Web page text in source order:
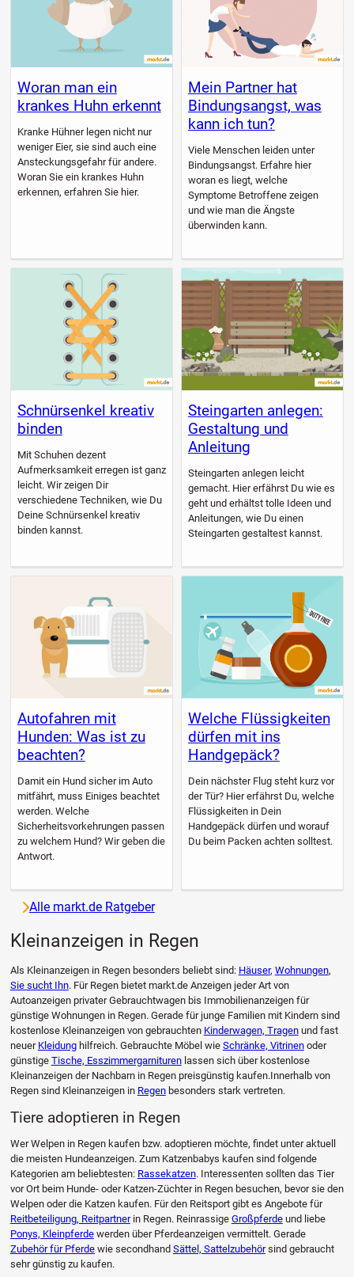
Woran man ein
krankes Huhn erkennt
Kranke Hühner legen nicht nur
weniger Eier, sie sind auch eine
Ansteckungsgefahr für andere.
Woran Sie ein krankes Huhn
erkennen, erfahren Sie hier.
Mein Partner hat
Bindungsangst, was
kann ich tun?
Viele Menschen leiden unter
Bindungsangst. Erfahre hier
woran es liegt, welche
Symptome Betroffene zeigen
und wie man die Ängste
überwinden kann.
Schnürsenkel kreativ
binden
Mit Schuhen dezent
Aufmerksamkeit erregen ist ganz
leicht. Wir zeigen Dir
verschiedene Techniken, wie Du
Deine Schnürsenkel kreativ
binden kannst.
Steingarten anlegen:
Gestaltung und
Anleitung
Steingarten anlegen leicht
gemacht. Hier erfährst Du wie es
geht und erhältst tolle Ideen und
Anleitungen, wie Du einen
Steingarten gestaltest kannst.
Autofahren mit
Hunden: Was ist zu
beachten?
Damit ein Hund sicher im Auto
mitfährt, muss Einiges beachtet
werden. Welche
Sicherheitsvorkehrungen passen
zu welchem Hund? Wir geben die
Antwort.
Welche Flüssigkeiten
dürfen mit ins
Handgepäck?
Dein nächster Flug steht kurz vor
der Tür? Hier erfährst Du, welche
Flüssigkeiten in Dein
Handgepäck dürfen und worauf
Du beim Packen achten solltest.
Alle markt.de Ratgeber
Kleinanzeigen in Regen
Als Kleinanzeigen in Regen besonders beliebt sind: Häuser, Wohnungen,
Sie sucht Ihn. Für Regen bietet markt.de Anzeigen jeder Art von
Autoanzeigen privater Gebrauchtwagen bis Immobilienanzeigen für
günstige Wohnungen in Regen. Gerade für junge Familien mit Kindern sind
kostenlose Kleinanzeigen von gebrauchten Kinderwagen, Tragenund fast
neuer Kleidunghilfreich. Gebrauchte Möbel wie Schränke, Vitrinenoder
günstige Tische, Esszimmergarniturenlassen sich über kostenlose
Kleinanzeigen der Nachbarn in Regen preisgünstig kaufen.Innerhalb von
Regen sind Kleinanzeigen in Regenbesonders stark vertreten.
Tiere adoptieren in Regen
Wer Welpen in Regen kaufen bzw. adoptieren möchte, findet unter aktuell
die meisten Hundeanzeigen. Zum Katzenbabys kaufen sind folgende
Kategorien am beliebtesten: Rassekatzen. Interessenten sollten das Tier
vor Ort beim Hunde- oder Katzen-Züchter in Regen besuchen, bevor sie den
Welpen oder die Katzen kaufen. Für den Reitsport gibt es Angebote für
Reitbeteiligung, Reitpartnerin Regen. Reinrassige Großpferdeund liebe
Ponys, Kleinpferdewerden über Pferdeanzeigen vermittelt. Gerade
Zubehör für Pferdewie secondhand Sättel, Sattelzubehörsind gebraucht
sehr günstig zu kaufen.